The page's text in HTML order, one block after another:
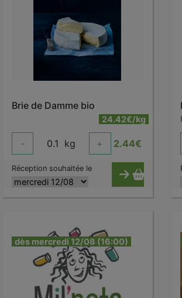
Brie de Damme bio
24.42€/kg
- 0.1 kg + 2.44€
Réception souhaitée le
dès mercredi 12/08 (16:00)